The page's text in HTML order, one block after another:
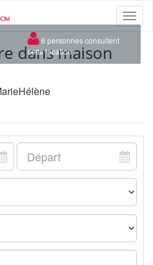
Toggle
dans maison
×
6 personnes consultent
cette location